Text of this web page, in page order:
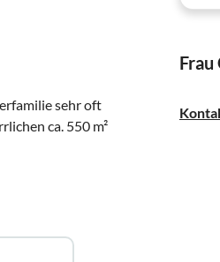
sehr oft
ca. 550 m²
Frau